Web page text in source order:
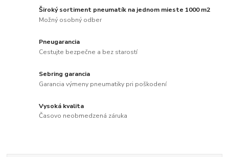
Široký sortiment pneumatík na jednom mieste 1000 m2
Možný osobný odber
Pneugarancia
Cestujte bezpečne a bez starostí
Sebring garancia
Garancia výmeny pneumatiky pri poškodení
Vysoká kvalita
Časovo neobmedzená záruka